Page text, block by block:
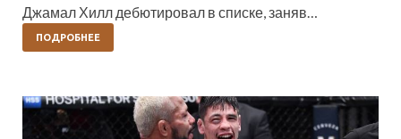
Джамал Хилл дебютировал в списке, заняв…
ПОДРОБНЕЕ